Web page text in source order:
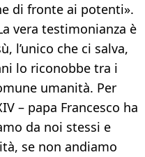
di fronte ai potenti».
vera testimonianza è
l’unico che ci salva,
lo riconobbe tra i
umanità. Per
– papa Francesco ha
da noi stessi e
se non andiamo